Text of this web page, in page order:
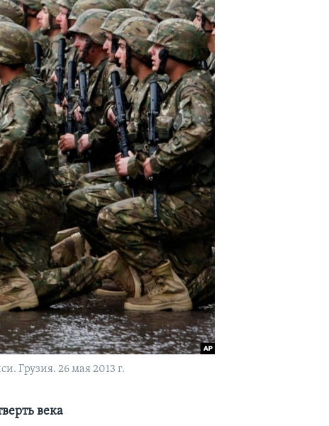
Грузия. 26 мая 2013 г.
века